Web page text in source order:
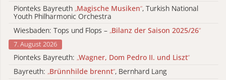
Pionteks Bayreuth „Magische Musiken“, Turkish National
Youth Philharmonic Orchestra
Wiesbaden: Tops und Flops – „Bilanz der Saison 2025/26“
7. August 2026
Pionteks Bayreuth: „Wagner, Dom Pedro II. und Liszt“
Bayreuth: „Brünnhilde brennt“, Bernhard Lang